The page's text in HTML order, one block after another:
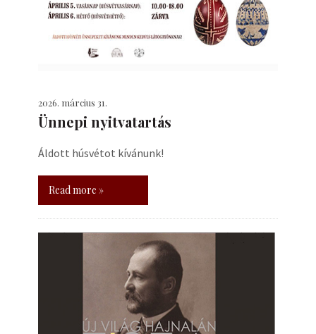
2026. március 31.
Ünnepi nyitvatartás
Áldott húsvétot kívánunk!
Read more »